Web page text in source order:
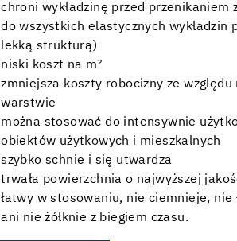
chroni wykładzinę przed przenikaniem
do wszystkich elastycznych wykładzin
lekką strukturą)
niski koszt na m²
zmniejsza koszty robocizny ze względu
warstwie
można stosować do intensywnie
obiektów użytkowych i mieszkalnych
szybko schnie i się utwardza
trwała powierzchnia o najwyższej
łatwy w stosowaniu, nie ciemnieje, nie
ani nie żółknie z biegiem czasu.